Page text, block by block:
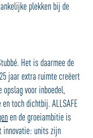
plekken bij de
Het is daarmee de
jaar extra ruimte creëert
voor inboedel,
toch dichtbij. ALLSAFE
en de groeiambitie is
innovatie: units zijn